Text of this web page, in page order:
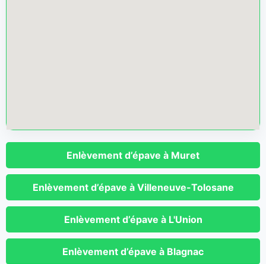
Enlèvement d’épave à Muret
Enlèvement d’épave à Villeneuve-Tolosane
Enlèvement d’épave à L'Union
Enlèvement d’épave à Blagnac